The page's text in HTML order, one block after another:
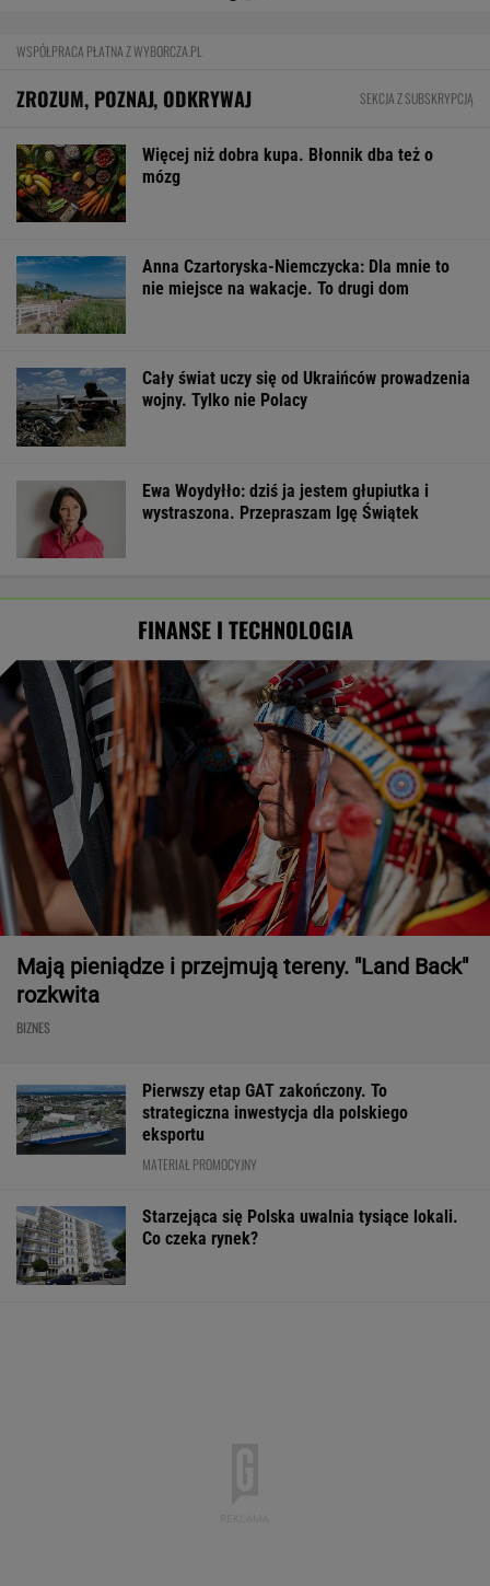
WSPÓŁPRACA PŁATNA Z WYBORCZA.PL
ZROZUM, POZNAJ, ODKRYWAJ SEKCJA Z SUBSKRYPCJĄ
Więcej niż dobra kupa. Błonnik dba też o
mózg
Anna Czartoryska-Niemczycka: Dla mnie to
nie miejsce na wakacje. To drugi dom
Cały świat uczy się od Ukraińców prowadzenia
wojny. Tylko nie Polacy
Ewa Woydyłło: dziś ja jestem głupiutka i
wystraszona. Przepraszam Igę Świątek
FINANSE I TECHNOLOGIA
Mają pieniądze i przejmują tereny. "Land Back"
rozkwita
BIZNES
Pierwszy etap GAT zakończony. To
strategiczna inwestycja dla polskiego
eksportu
MATERIAŁ PROMOCYJNY
Starzejąca się Polska uwalnia tysiące lokali.
Co czeka rynek?